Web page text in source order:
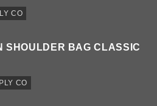
CO
BAG CLASSIC
CO